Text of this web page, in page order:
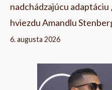
nadchádzajúcu adaptáciu
hviezdu Amandlu
6. augusta 2026